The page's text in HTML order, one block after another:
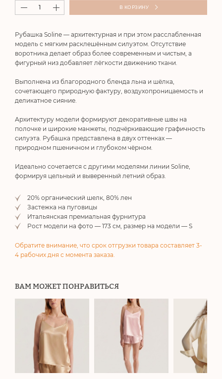
Рубашка Soline — архитектурная и при этом расслабленная
модель с мягким расклешённым силуэтом. Отсутствие
воротника делает образ более современным и чистым, а
фигурный низ добавляет лёгкости движению ткани.
Выполнена из благородного бленда льна и шёлка,
сочетающего природную фактуру, воздухопроницаемость и
деликатное сияние.
Архитектуру модели формируют декоративные швы на
полочке и широкие манжеты, подчёркивающие графичность
силуэта. Рубашка представлена в двух оттенках —
природном пшеничном и глубоком чёрном.
Идеально сочетается с другими моделями линии Soline
формируя цельный и выверенный летний образ.
20% органический шелк, 80% лен
Застежка на пуговицы
Итальянская премиальная фурнитура
Рост модели на фото — 173 см, размер на модели — S
Обратите внимание, что срок отгрузки товара составляет 3-
4 рабочих дня с момента заказа.
В КОРЗИНУ
ВАМ МОЖЕТ ПОНРАВИТЬСЯ